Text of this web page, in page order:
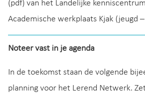
(pdf) van het Landelijke
Academische werkplaats Kjak (jeugd
Noteer vast in je agenda
In de toekomst staan de volgende
planning voor het Lerend Netwerk.